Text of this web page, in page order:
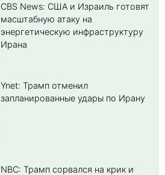
CBS News: США и Израиль готовят
масштабную атаку на
энергетическую инфраструктуру
Ирана
Ynet: Трамп отменил
запланированные удары по Ирану
NBC: Трамп сорвался на крик и